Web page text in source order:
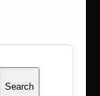
Search